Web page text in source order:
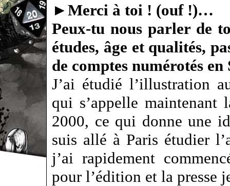
►Merci à toi ! (ouf !)…
Peux-tu nous parler de
études, âge et qualités,
de comptes numérotés
J’ai étudié l’illustration
qui s’appelle
2000, ce qui donne une
suis allé à Paris étudier
j’ai rapidement
pour l’édition et la presse